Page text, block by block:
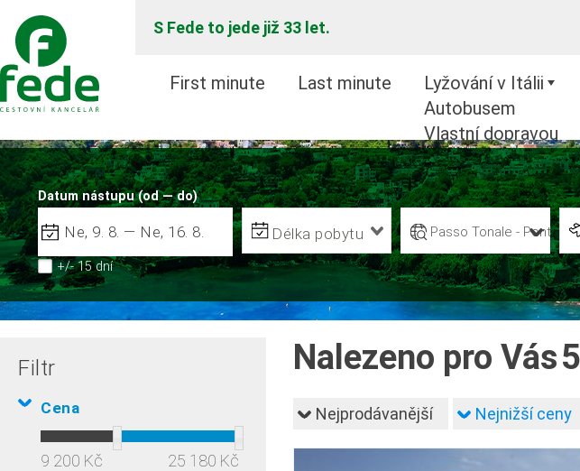
S Fede to jede již 33 let.
First minute Last minute
Lyžování v Itálii
Autobusem
Vlastní dopravou
Datum nástupu (od — do)
+/- 15 dní
Délka pobytu Passo Tonale - Ponte di
Filtr
Cena
9 200 Kč 25 180 Kč
Nalezeno pro Vás5
Nejprodávanější Nejnižší ceny